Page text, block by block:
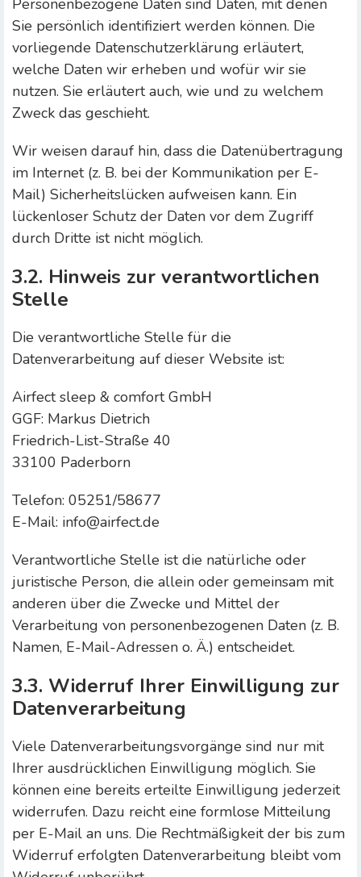
Personenbezogene Daten sind Daten, mit denen
Sie persönlich identifiziert werden können. Die
vorliegende Datenschutzerklärung erläutert,
welche Daten wir erheben und wofür wir sie
nutzen. Sie erläutert auch, wie und zu welchem
Zweck das geschieht.
Wir weisen darauf hin, dass die Datenübertragung
im Internet (z. B. bei der Kommunikation per E-
Mail) Sicherheitslücken aufweisen kann. Ein
lückenloser Schutz der Daten vor dem Zugriff
durch Dritte ist nicht möglich.
3.2. Hinweis zur verantwortlichen
Stelle
Die verantwortliche Stelle für die
Datenverarbeitung auf dieser Website ist:
Airfect sleep & comfort GmbH
GGF: Markus Dietrich
Friedrich-List-Straße 40
33100 Paderborn
Telefon: 05251/58677
E-Mail: info@airfect.de
Verantwortliche Stelle ist die natürliche oder
juristische Person, die allein oder gemeinsam mit
anderen über die Zwecke und Mittel der
Verarbeitung von personenbezogenen Daten (z. B.
Namen, E-Mail-Adressen o. Ä.) entscheidet.
3.3. Widerruf Ihrer Einwilligung zur
Datenverarbeitung
Viele Datenverarbeitungsvorgänge sind nur mit
Ihrer ausdrücklichen Einwilligung möglich. Sie
können eine bereits erteilte Einwilligung jederzeit
widerrufen. Dazu reicht eine formlose Mitteilung
per E-Mail an uns. Die Rechtmäßigkeit der bis zum
Widerruf erfolgten Datenverarbeitung bleibt vom